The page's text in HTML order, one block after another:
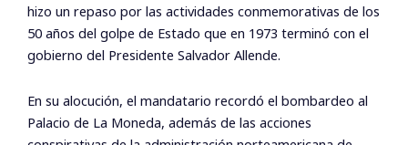
hizo un repaso por las actividades conmemorativas de los
50 años del golpe de Estado que en 1973 terminó con el
gobierno del Presidente Salvador Allende.
En su alocución, el mandatario recordó el bombardeo al
Palacio de La Moneda, además de las acciones